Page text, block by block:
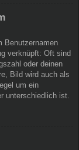
Benutzernamen
verknüpft: Oft sind
oder deinen
Bild wird auch als
um ein
unterschiedlich ist.